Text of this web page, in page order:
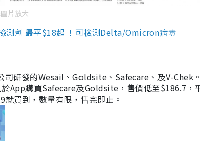
片放大
測劑 最平$18起 ！可檢測Delta/Omicron病毒
司研發的Wesail、Goldsite、Safecare、及V-Chek
App購買Safecare及Goldsite，售價低至$186.7，
買到，數量有限，售完即止。